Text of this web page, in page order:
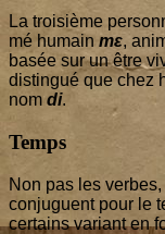
La troi­sième
mé humain mɛ,
basée sur un être
dis­tin­gué que chez
nomdi.
Temps
Non pas les
conjuguent pour le
cer­tains variant en